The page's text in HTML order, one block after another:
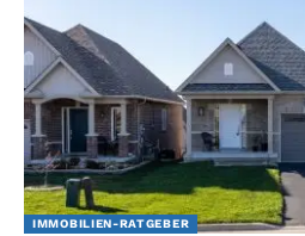
IMMOBILIEN-RATGEBER